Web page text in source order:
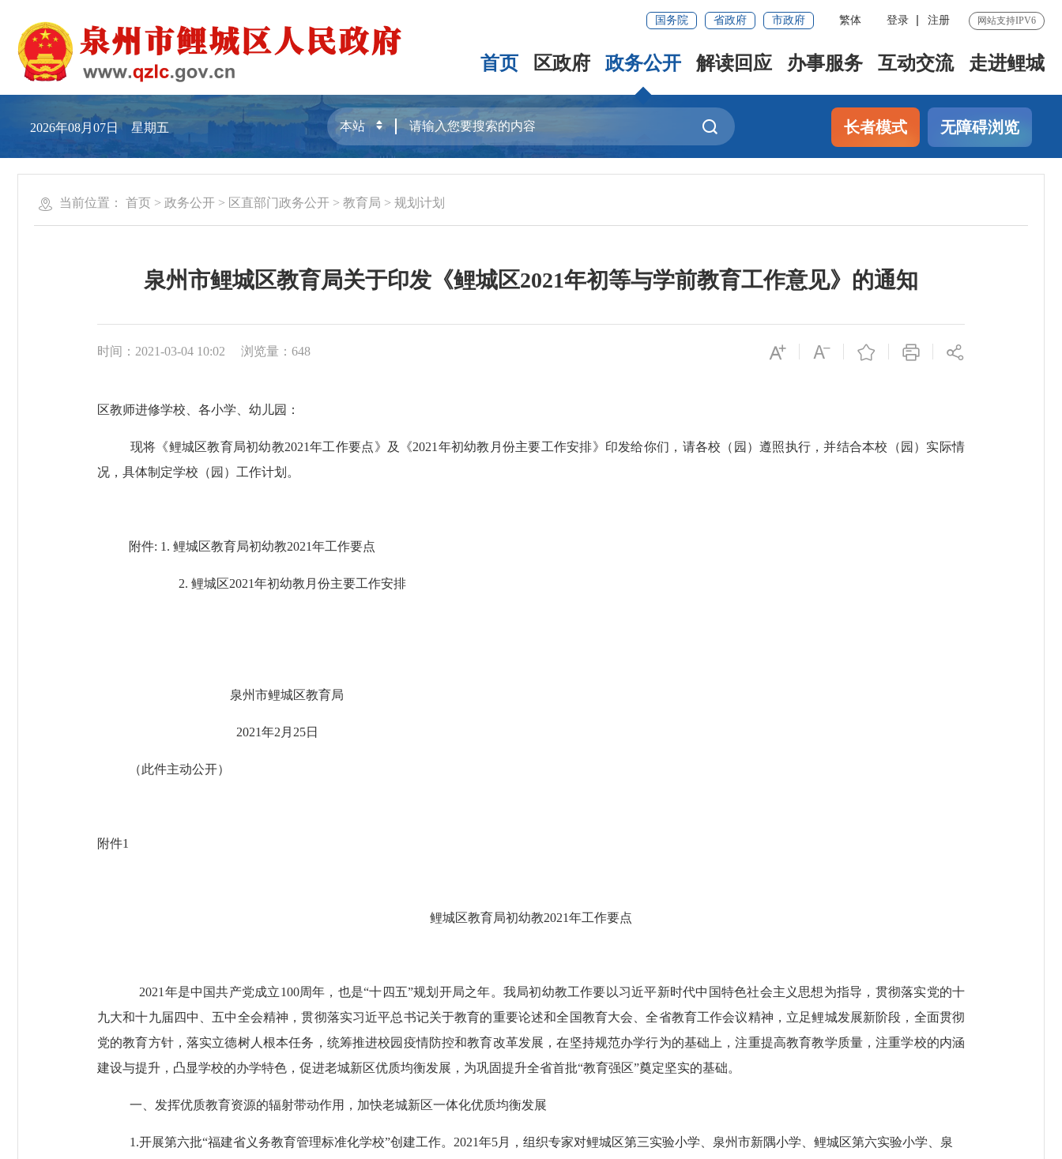
国务院 省政府 市政府 繁体 登录 注册 网站支持IPV6
首页 区政府 政务公开 解读回应 办事服务 互动交流 走进鲤城
2026年08月07日 星期五 长者模式 无障碍浏览
当前位置： 首页 > 政务公开 > 区直部门政务公开 > 教育局 > 规划计划
泉州市鲤城区教育局关于印发《鲤城区2021年初等与学前教育工作意见》的通知
时间：2021-03-04 10:02 浏览量： 648
区教师进修学校、各小学、幼儿园：
现将《鲤城区教育局初幼教2021年工作要点》及《2021 年初幼教月份主要工作安排》印发给你们，请各校（园）遵照执行，并结合本校（园）实际情
况，具体制定学校（园）工作计划。
附件: 1. 鲤城区教育局初幼教2021年工作要点
2.鲤城区2021年初幼教月份主要工作安排
泉州市鲤城区教育局
2021年2 月 25日
（此件主动公开）
附件1
鲤城区教育局初幼教2021年工作要点
2021 年是中国共产党成立100周年，也是“十四五”规划开局之年。我局初幼教工作要以习近平新时代中国特色社会主义思想为指导，贯彻落实党的十
九大和十九届四中、五中全会精神，贯彻落实习近平总书记关于教育的重要论述和全国教育大会、全省教育工作会议精神，立足鲤城发展新阶段，全面贯彻
党的教育方针，落实立德树人根本任务，统筹推进校园疫情防控和教育改革发展，在坚持规范办学行为的基础上，注重提高教育教学质量，注重学校的内涵
建设与提升，凸显学校的办学特色，促进老城新区优质均衡发展，为巩固提升全省首批“教育强区”奠定坚实的基础。
一、发挥优质教育资源的辐射带动作用，加快老城新区一体化优质均衡发展
1.开展第六批“福建省义务教育管理标准化学校”创建工作。 2021年5月，组织专家对鲤城区第三实验小学、泉州市新隅小学、鲤城区第六实验小学、泉